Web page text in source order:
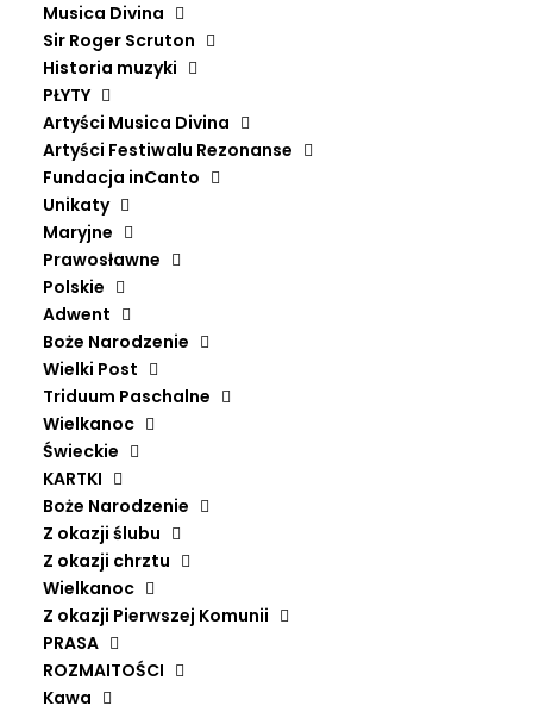
Musica Divina
Sir Roger Scruton
Historia muzyki
PŁYTY
Artyści Musica Divina
Artyści Festiwalu Rezonanse
Fundacja inCanto
Unikaty
Maryjne
Prawosławne
Polskie
Adwent
Boże Narodzenie
Wielki Post
Triduum Paschalne
Wielkanoc
Świeckie
KARTKI
Boże Narodzenie
Z okazji ślubu
Z okazji chrztu
Wielkanoc
Z okazji Pierwszej Komunii
PRASA
ROZMAITOŚCI
Kawa
Sortuj od najnowszych
Sortuj po cenie od najniższej
Sortuj po cenie od najwyższej
DODAJ DO KOSZYKA